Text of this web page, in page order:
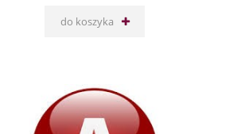
do koszyka